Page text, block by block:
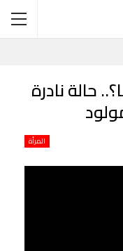
حالة نادرة
المرأة